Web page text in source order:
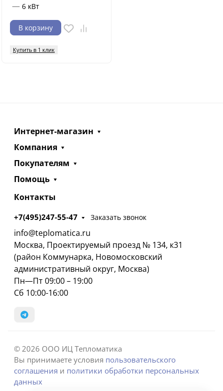
— 6 кВт
В корзину
Купить в 1 клик
Интернет-магазин
Компания
Покупателям
Помощь
Контакты
+7(495)247-55-47 Заказать звонок
info@teplomatica.ru
Москва, Проектируемый проезд № 134, к31
(район Коммунарка, Новомосковский
административный округ, Москва)
Пн—Пт 09:00 – 19:00
Сб 10:00-16:00
© 2026 ООО ИЦ Тепломатика
Вы принимаете условия пользовательского
соглашения и политики обработки персональных
данных